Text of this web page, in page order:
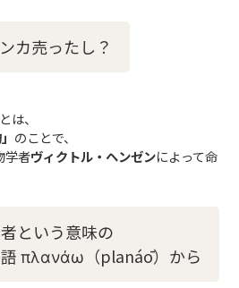
カ売ったし？
、
のことで、
学者ヴィクトル・ヘンゼンによって命
という意味の
πλανάω（planáō）から